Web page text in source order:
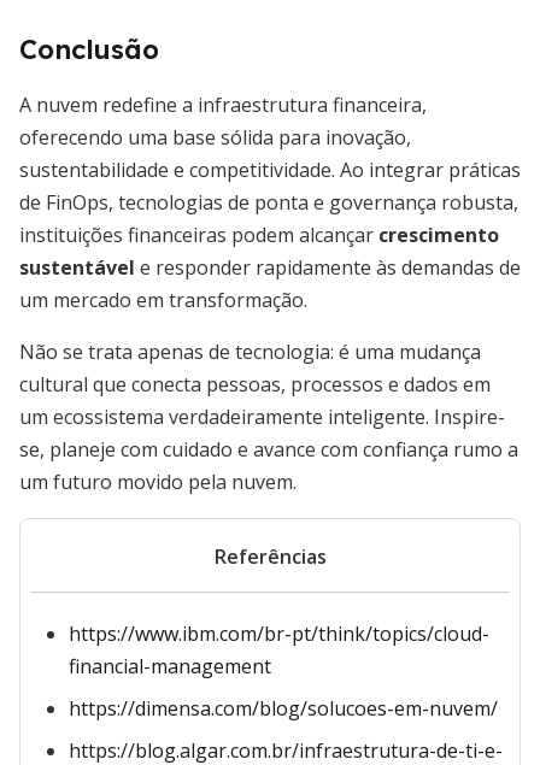
Conclusão
A nuvem redefine a infraestrutura financeira,
oferecendo uma base sólida para inovação,
sustentabilidade e competitividade. Ao integrar práticas
de FinOps, tecnologias de ponta e governança robusta,
instituições financeiras podem alcançar crescimento
sustentável e responder rapidamente às demandas de
um mercado em transformação.
Não se trata apenas de tecnologia: é uma mudança
cultural que conecta pessoas, processos e dados em
um ecossistema verdadeiramente inteligente. Inspire-
se, planeje com cuidado e avance com confiança rumo a
um futuro movido pela nuvem.
Referências
https://www.ibm.com/br-pt/think/topics/cloud-
financial-management
https://dimensa.com/blog/solucoes-em-nuvem/
https://blog.algar.com.br/infraestrutura-de-ti-e-